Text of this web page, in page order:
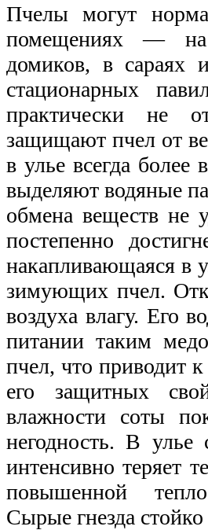
Пчелы могут
помещениях — на
домиков, в сараях
стационарных
практически не
защищают пчел от
в улье всегда
выделяют водяные
обмена веществ не
постепенно
накапливающаяся в
зимующих пчел.
воздуха влагу. Его
питании таким
пчел, что приводит
его защитных
влажности соты
негодность. В
интенсивно теряет
повышенной
Сырые гнезда